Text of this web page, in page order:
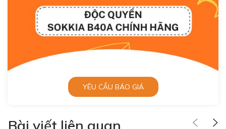
YÊU CẦU BÁO GIÁ
Bài viết liên quan